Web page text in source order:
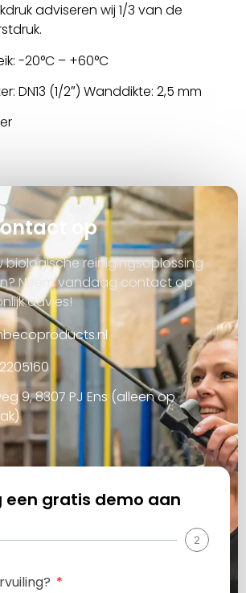
adviseren wij 1/3 van de
-20°C – +60°C
DN13 (1/2″) Wanddikte: 2,5 mm
op
biologische reinigingsoplossing
Neem vandaag contact op
advies!
9, 8307 PJ Ens (alleen op
een gratis demo aan
2